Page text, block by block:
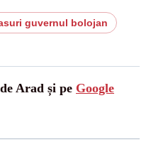
guvernul bolojan
Arad și pe Google